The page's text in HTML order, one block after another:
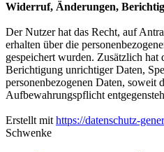
Widerruf, Änderungen,
Der Nutzer hat das Recht, auf
erhalten über die
gespeichert wurden. Zusätzlich hat
Berichtigung unrichtiger Daten,
personenbezogenen Daten, soweit
Aufbewahrungspflicht
Erstellt mit https://datenschutz-
Schwenke